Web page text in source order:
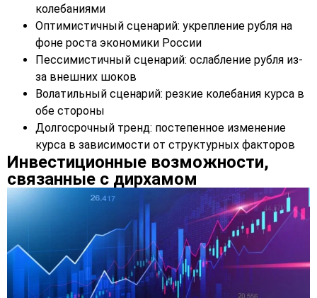
колебаниями
Оптимистичный сценарий: укрепление рубля на
фоне роста экономики России
Пессимистичный сценарий: ослабление рубля из-
за внешних шоков
Волатильный сценарий: резкие колебания курса в
обе стороны
Долгосрочный тренд: постепенное изменение
курса в зависимости от структурных факторов
Инвестиционные возможности,
связанные с дирхамом